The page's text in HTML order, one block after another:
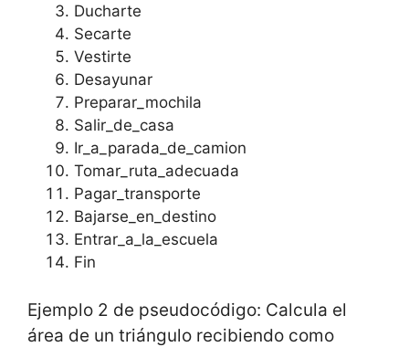
Ducharte
Secarte
Vestirte
Desayunar
Preparar_mochila
Salir_de_casa
Ir_a_parada_de_camion
Tomar_ruta_adecuada
Pagar_transporte
Bajarse_en_destino
Entrar_a_la_escuela
Fin
Ejemplo 2 de pseudocódigo: Calcula el
área de un triángulo recibiendo como